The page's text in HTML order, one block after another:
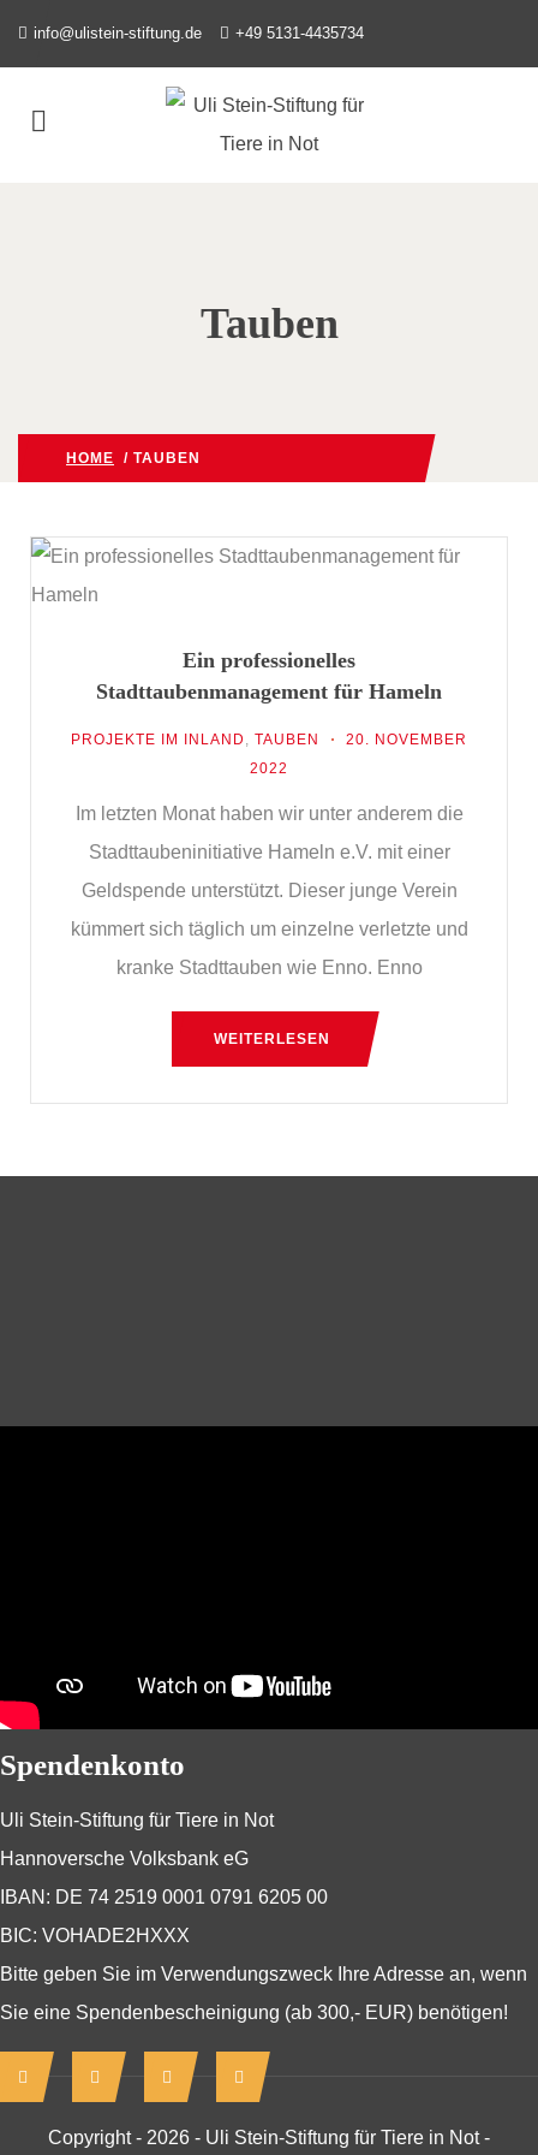
info@ulistein-stiftung.de +49 5131-4435734
Tauben
HOME / TAUBEN
Ein professionelles
Stadttaubenmanagement für Hameln
PROJEKTE IM INLAND , TAUBEN
20. NOVEMBER
2022
Im letzten Monat haben wir unter anderem die
Stadttaubeninitiative Hameln e.V. mit einer
Geldspende unterstützt. Dieser junge Verein
kümmert sich täglich um einzelne verletzte und
kranke Stadttauben wie Enno. Enno
WEITERLESEN
Spendenkonto
Uli Stein-Stiftung für Tiere in Not
Hannoversche Volksbank eG
IBAN: DE 74 2519 0001 0791 6205 00
BIC: VOHADE2HXXX
Bitte geben Sie im Verwendungszweck Ihre Adresse an, wenn
Sie eine Spendenbescheinigung (ab 300,- EUR) benötigen!
Copyright - 2026 - Uli Stein-Stiftung für Tiere in Not -